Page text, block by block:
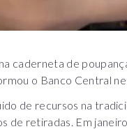
caderneta de
o Banco Central
de recursos na
de retiradas. Em